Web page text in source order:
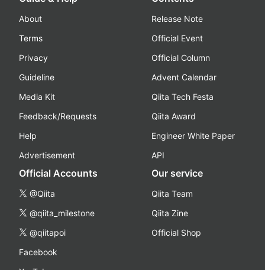
About
Terms
Privacy
Guideline
Media Kit
Feedback/Requests
Help
Advertisement
Release Note
Official Event
Official Column
Advent Calendar
Qiita Tech Festa
Qiita Award
Engineer White Paper
API
Official Accounts
@Qiita
@qiita_milestone
@qiitapoi
Facebook
Our service
Qiita Team
Qiita Zine
Official Shop